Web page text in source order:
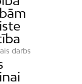
darbs